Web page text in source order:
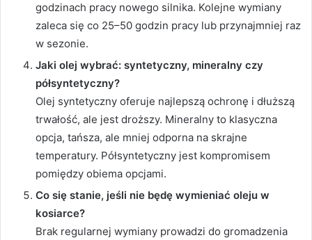
godzinach pracy nowego silnika. Kolejne wymiany
zaleca się co 25–50 godzin pracy lub przynajmniej raz
w sezonie.
Jaki olej wybrać: syntetyczny, mineralny czy
półsyntetyczny?
Olej syntetyczny oferuje najlepszą ochronę i dłuższą
trwałość, ale jest droższy. Mineralny to klasyczna
opcja, tańsza, ale mniej odporna na skrajne
temperatury. Półsyntetyczny jest kompromisem
pomiędzy obiema opcjami.
Co się stanie, jeśli nie będę wymieniać oleju w
kosiarce?
Brak regularnej wymiany prowadzi do gromadzenia